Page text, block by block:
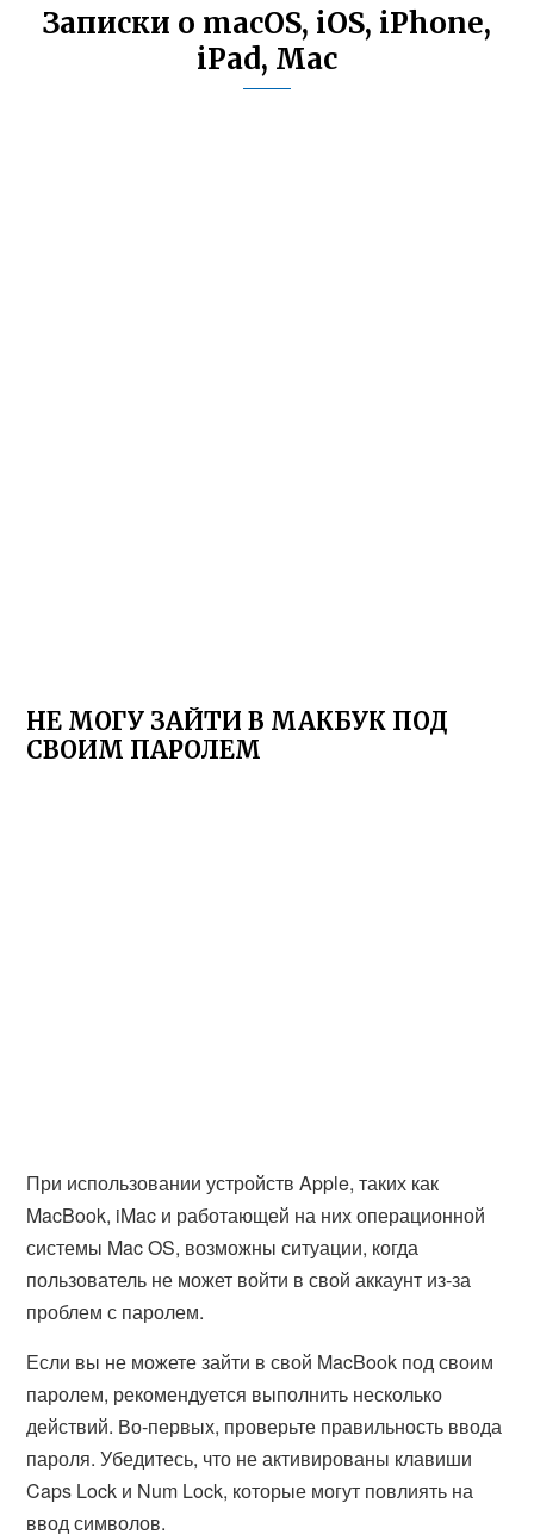
Записки о macOS, iOS, iPhone,
iPad, Mac
НЕ МОГУ ЗАЙТИ В МАКБУК ПОД
СВОИМ ПАРОЛЕМ
При использовании устройств Apple, таких как
MacBook, iMac и работающей на них операционной
системы Mac OS, возможны ситуации, когда
пользователь не может войти в свой аккаунт из-за
проблем с паролем.
Если вы не можете зайти в свой MacBook под своим
паролем, рекомендуется выполнить несколько
действий. Во-первых, проверьте правильность ввода
пароля. Убедитесь, что не активированы клавиши
Caps Lock и Num Lock, которые могут повлиять на
ввод символов.